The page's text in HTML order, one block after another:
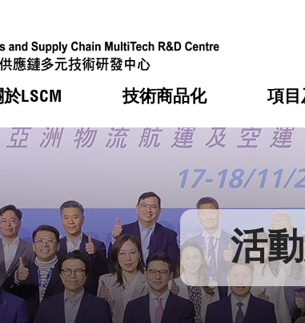
於LSCM
機構簡介
組織架構
組織架構
董事局
研究顧問
技術商品化
服務
可獲授權之技術
應用於公共服務之創新技術
重點項目
項目
合作計劃
資助計劃
資助計劃
稅務優惠
申請
評審
活動
獎項
新聞中心
媒體報導
新聞稿
會籍及服務
會員列表
會員登入 活